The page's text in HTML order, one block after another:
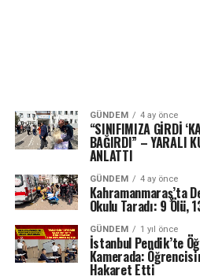
GÜNDEM 4 ay önce
“SINIFIMIZA GİRDİ
BAĞIRDI” – YARALI
ANLATTI
GÜNDEM 4 ay önce
Kahramanmaraş’ta
Okulu Taradı: 9 Ölü,
GÜNDEM 1 yıl önce
İstanbul Pendik’te
Kamerada:
Hakaret Etti